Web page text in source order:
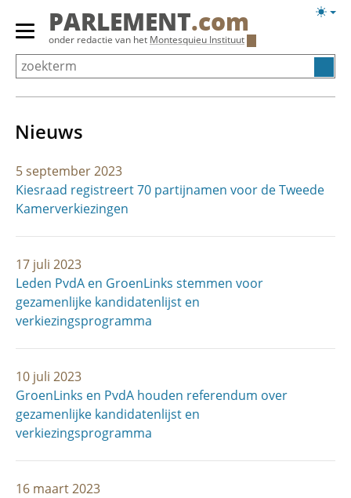
Overslaan
Primair
menu
tonen/verbergen
PARLEMENT.com
onder redactie van het Montesquieu Instituut
Nieuws
5 september 2023
Kiesraad registreert 70 partijnamen voor de Tweede
Kamerverkiezingen
17 juli 2023
Leden PvdA en GroenLinks stemmen voor
gezamenlijke kandidatenlijst en
verkiezingsprogramma
10 juli 2023
GroenLinks en PvdA houden referendum over
gezamenlijke kandidatenlijst en
verkiezingsprogramma
16 maart 2023